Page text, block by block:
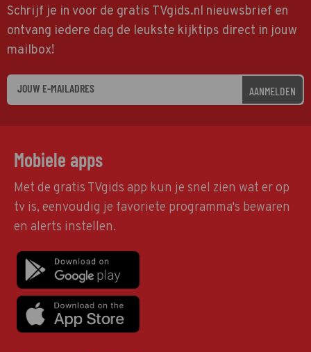
Schrijf je in voor de gratis TVgids.nl nieuwsbrief en
ontvang iedere dag de leukste kijktips direct in jouw
mailbox!
AANMELDEN
Mobiele apps
Met de gratis TVgids app kun je snel zien wat er op
tv is, eenvoudig je favoriete programma's bewaren
en alerts instellen.